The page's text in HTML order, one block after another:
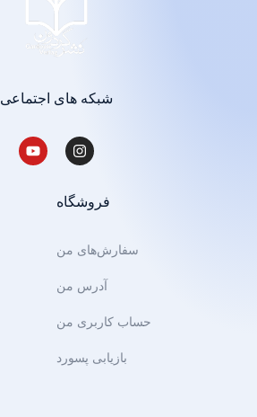
شبکه های اجتماعی
فروشگاه
سفارش‌های من
آدرس من
حساب کاربری من
بازیابی پسورد